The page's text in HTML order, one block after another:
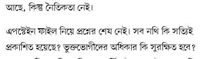
আছে, কিন্তু নৈতিকতা নেই।
এপস্টেইন ফাইল নিয়ে প্রশ্নের শেষ নেই। সব নথি কি সত্যিই
প্রকাশিত হয়েছে? ভুক্তভোগীদের অধিকার কি সুরক্ষিত হবে?